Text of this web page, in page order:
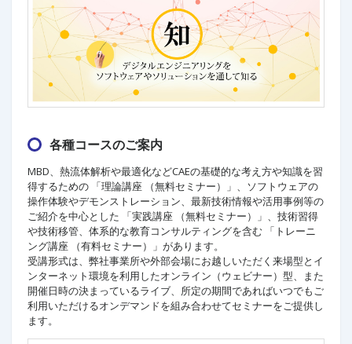
各種コースのご案内
MBD、熱流体解析や最適化などCAEの基礎的な考え方や知識を習
得するための 「理論講座 （無料セミナー）」、ソフトウェアの
操作体験やデモンストレーション、最新技術情報や活用事例等の
ご紹介を中心とした 「実践講座 （無料セミナー）」、技術習得
や技術移管、体系的な教育コンサルティングを含む 「トレーニ
ング講座 （有料セミナー）」があります。
受講形式は、弊社事業所や外部会場にお越しいただく来場型とイ
ンターネット環境を利用したオンライン（ウェビナー）型、また
開催日時の決まっているライブ、所定の期間であればいつでもご
利用いただけるオンデマンドを組み合わせてセミナーをご提供し
ます。